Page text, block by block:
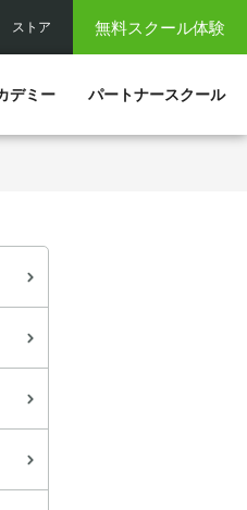
無料スクール体験
ストア
デミー パートナースクール